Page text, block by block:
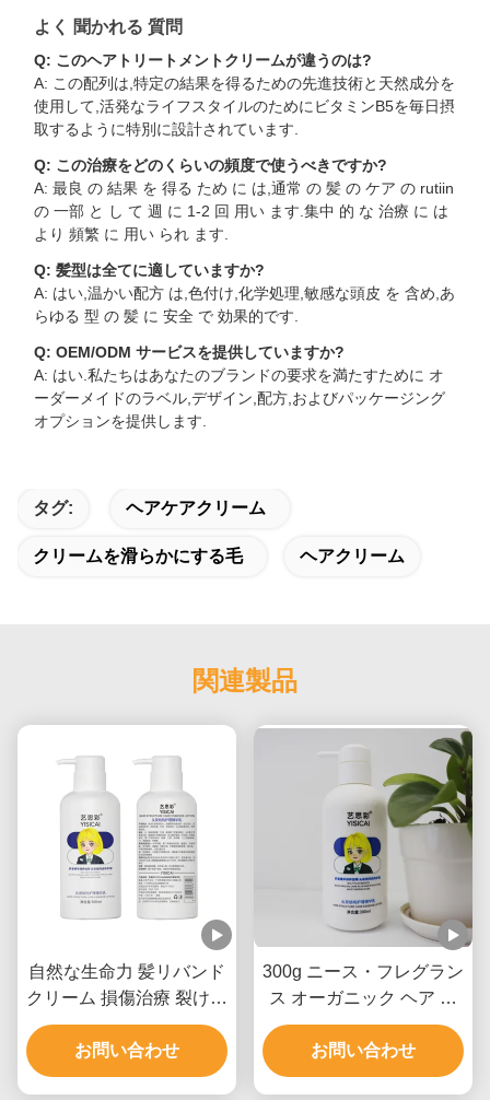
よく 聞かれる 質問
Q: このヘアトリートメントクリームが違うのは?
A: この配列は,特定の結果を得るための先進技術と天然成分を
使用して,活発なライフスタイルのためにビタミンB5を毎日摂
取するように特別に設計されています.
Q: この治療をどのくらいの頻度で使うべきですか?
A: 最良 の 結果 を 得る ため に は,通常 の 髪 の ケア の rutiin
の 一部 と し て 週 に 1-2 回 用い ます.集中 的 な 治療 に は
より 頻繁 に 用い られ ます.
Q: 髪型は全てに適していますか?
A: はい,温かい配方 は,色付け,化学処理,敏感な頭皮 を 含め,あ
らゆる 型 の 髪 に 安全 で 効果的です.
Q: OEM/ODM サービスを提供していますか?
A: はい.私たちはあなたのブランドの要求を満たすために オ
ーダーメイドのラベル,デザイン,配方,およびパッケージング
オプションを提供します.
タグ: ヘアケアクリーム
クリームを滑らかにする毛 ヘアクリーム
関連製品
自然な生命力 髪リバンド
クリーム 損傷治療 裂け目
修復クリーム
お問い合わせ
300g ニース・フレグラン
ス オーガニック ヘア ト
リートメント クリーム
お問い合わせ